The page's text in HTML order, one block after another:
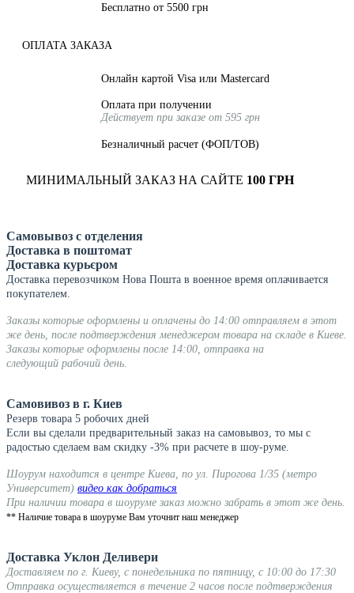
Бесплатно от 5500 грн
ОПЛАТА ЗАКАЗА
Онлайн картой Visa или Mastercard
Оплата при получении
Действует при заказе от 595 грн
Безналичный расчет (ФОП/ТОВ)
МИНИМАЛЬНЫЙ ЗАКАЗ НА САЙТЕ 100 ГРН
Самовывоз с отделения
Доставка в поштомат
Доставка курьєром
Доставка перевозчиком Нова Пошта в военное время оплачивается
покупателем.
Заказы которые оформлены и оплачены до 14:00 отправляем в этот
же день, после подтверждения менеджером товара на складе в Киеве.
Заказы которые оформлены после 14:00, отправка на
следующий рабочий день.
Самовивоз в г. Киев
Резерв товара 5 робочих дней
Если вы сделали предварительный заказ на самовывоз, то мы с
радостью сделаем вам скидку -3% при расчете в шоу-руме.
Шоурум находится в центре Киева, по ул. Пирогова 1/35 (метро
Университет) видео как добраться
При наличии товара в шоуруме заказ можно забрать в этот же день.
** Наличие товара в шоуруме Вам уточнит наш менеджер
Доставка Уклон Деливери
Доставляем по г. Киеву, с понедельника по пятницу, с 10:00 до 17:30
Отправка осуществляется в течение 2 часов после подтверждения